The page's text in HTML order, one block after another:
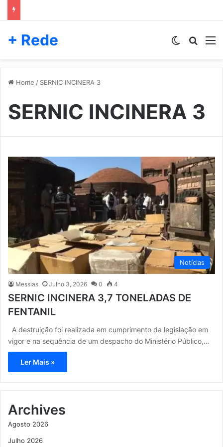
+ Rede Switch skin
Home / SERNIC INCINERA 3
SERNIC INCINERA 3
Notícias
Messias Julho 3, 2026 0 4
SERNIC INCINERA 3,7 TONELADAS DE
FENTANIL
A destruição foi realizada em cumprimento da legislação em
vigor e na sequência de um despacho do Ministério Público,…
Ler Mais »
Archives
Agosto 2026
Julho 2026